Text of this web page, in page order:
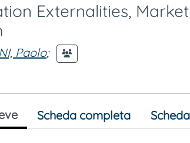
Externalities,
Paolo;
Scheda completa